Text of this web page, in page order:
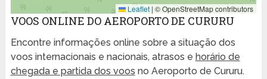
Leaflet | © OpenStreetMap contributors
VOOS ONLINE DO AEROPORTO DE CURURU
Encontre informações online sobre a situação dos
voos internacionais e nacionais, atrasos e horário de
chegada e partida dos voos no Aeroporto de Cururu.